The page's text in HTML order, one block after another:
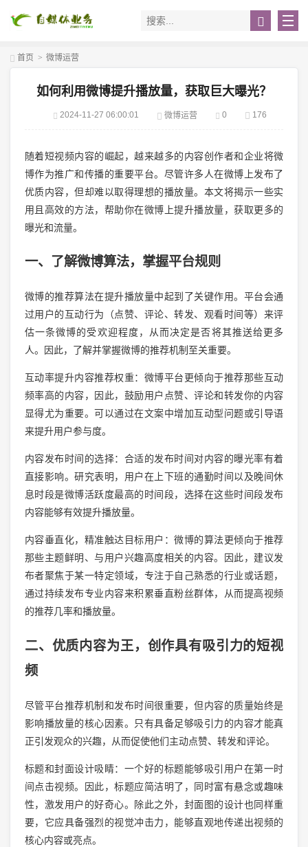
首页 > 微博运营
如何利用微博提升播放量，获取巨大曝光？
2024-11-27 06:00:01 微博运营 0 176
随着短视频内容的崛起，越来越多的内容创作者和企业将微
博作为推广和传播的重要平台。尽管许多人在微博上发布了
优质内容，但却难以取得理想的播放量。本文将揭示一些实
用且高效的方法，帮助你在微博上提升播放量，获取更多的
曝光和流量。
一、了解微博算法，掌握平台规则
微博的推荐算法在提升播放量中起到了关键作用。平台会通
过用户的互动行为（点赞、评论、转发、观看时间等）来评
估一条微博的受欢迎程度，从而决定是否将其推送给更多
人。因此，了解并掌握微博的推荐机制至关重要。
互动率提升内容推荐权重：微博平台更倾向于推荐那些互动
频率高的内容，因此，鼓励用户点赞、评论和转发你的内容
显得尤为重要。可以通过在文案中增加互动型问题或引导语
来提升用户参与度。
内容发布时间的选择：合适的发布时间对内容的曝光率有着
直接影响。研究表明，用户在上下班的通勤时间以及晚间休
息时段是微博活跃度最高的时间段，选择在这些时间段发布
内容能够有效提升播放量。
内容垂直化，精准触达目标用户：微博的算法更倾向于推荐
那些主题鲜明、与用户兴趣高度相关的内容。因此，建议发
布者聚焦于某一特定领域，专注于自己熟悉的行业或话题，
通过持续发布专业内容来积累垂直粉丝群体，从而提高视频
的推荐几率和播放量。
二、优质内容为王，创作具有吸引力的短视
频
尽管平台推荐机制和发布时间很重要，但内容的质量始终是
影响播放量的核心因素。只有具备足够吸引力的内容才能真
正引发观众的兴趣，从而促使他们主动点赞、转发和评论。
标题和封面设计吸睛：一个好的标题能够吸引用户在第一时
间点击视频。因此，标题应简洁明了，同时富有悬念或趣味
性，激发用户的好奇心。除此之外，封面图的设计也同样重
要，它应具备强烈的视觉冲击力，能够直观地传递出视频的
核心内容或亮点。